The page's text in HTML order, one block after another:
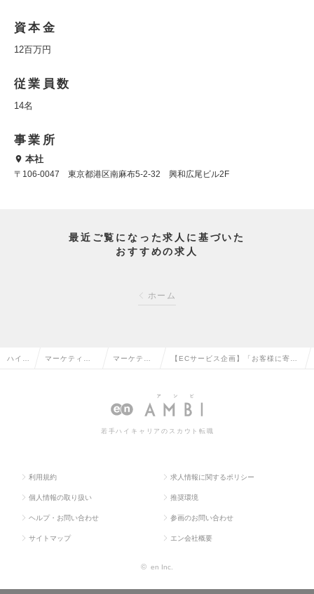
資本金
12百万円
従業員数
14名
事業所
本社
〒106-0047 東京都港区南麻布5-2-32 興和広尾ビル2F
最近ご覧になった求人に基づいた
おすすめの求人
ホーム
ハイク マーケティン マーケティ
チ・分析の
【ECサービス企画】「お客様に寄り
ギフトショップのEC運営企業の求人
若手ハイキャリアのスカウト転職
利用規約 求人情報に関するポリシー
個人情報の取り扱い 推奨環境
ヘルプ・お問い合わせ 参画のお問い合わせ
サイトマップ エン会社概要
© en Inc.